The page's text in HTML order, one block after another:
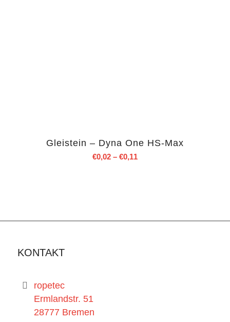
Gleistein – Dyna One HS-Max
€0,02– €0,11
KONTAKT
ropetec
Ermlandstr. 51
28777 Bremen